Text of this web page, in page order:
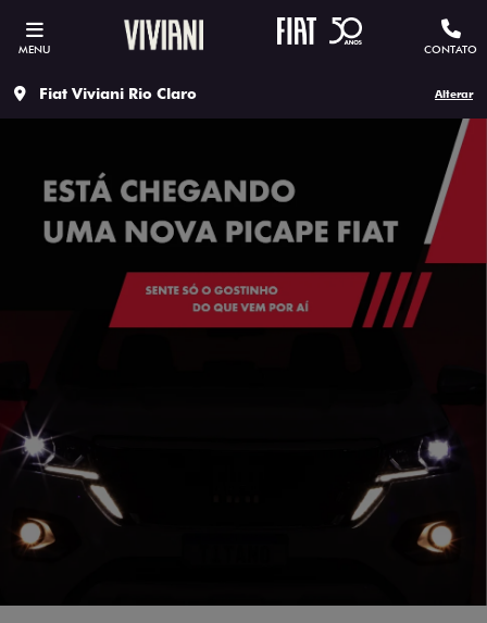
MENU CONTATO
Fiat Viviani Rio Claro Alterar